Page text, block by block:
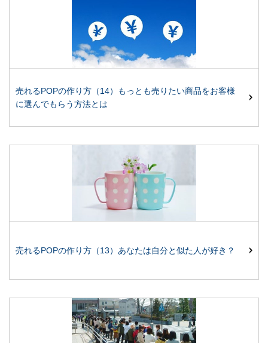
売れるPOPの作り方（14）もっとも売りたい商品をお客様
に選んでもらう方法とは
売れるPOPの作り方（13）あなたは自分と似た人が好き？